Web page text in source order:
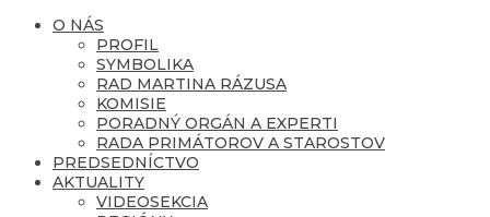
O NÁS
PROFIL
SYMBOLIKA
RAD MARTINA RÁZUSA
KOMISIE
PORADNÝ ORGÁN A EXPERTI
RADA PRIMÁTOROV A STAROSTOV
PREDSEDNÍCTVO
AKTUALITY
VIDEOSEKCIA